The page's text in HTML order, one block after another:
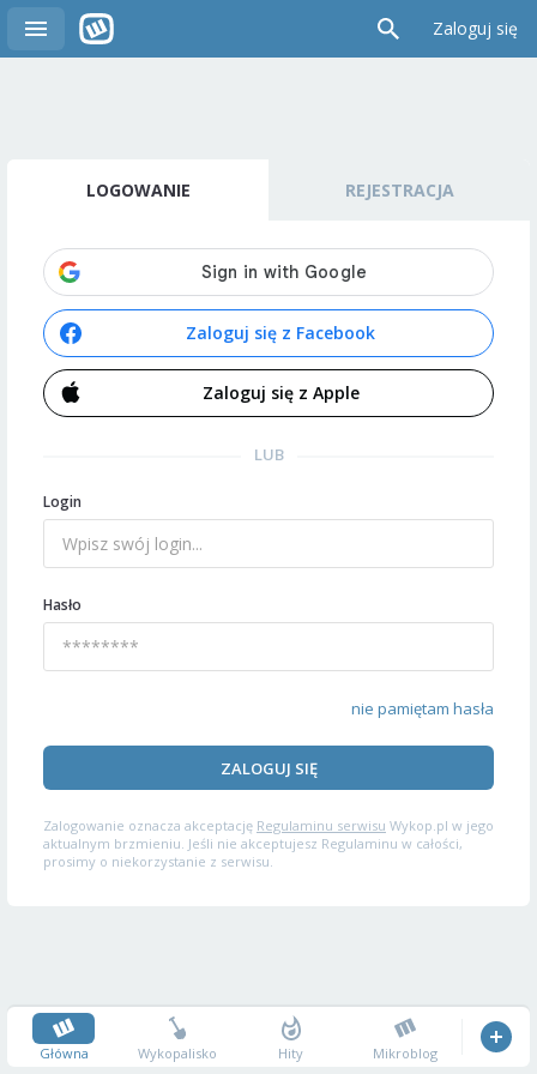
Zaloguj się
LOGOWANIE REJESTRACJA
Zaloguj się z Facebook
Zaloguj się z Apple
LUB
Login
Hasło
nie pamiętam hasła
ZALOGUJ SIĘ
Zalogowanie oznacza akceptację Regulaminu serwisu Wykop.pl w jego
aktualnym brzmieniu. Jeśli nie akceptujesz Regulaminu w całości,
prosimy o niekorzystanie z serwisu.
Główna Wykopalisko Hity Mikroblog